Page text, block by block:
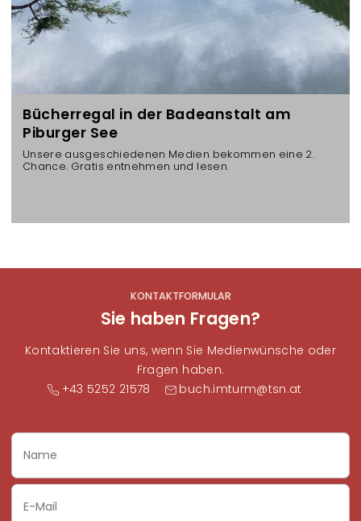
Bücherregal in der Badeanstalt am
Piburger See
Unsere ausgeschiedenen Medien bekommen eine 2.
Chance. Gratis entnehmen und lesen.
KONTAKTFORMULAR
Sie haben Fragen?
Kontaktieren Sie uns, wenn Sie Medienwünsche oder
Fragen haben.
+43 5252 21578
buch.imturm@tsn.at
Name
Email